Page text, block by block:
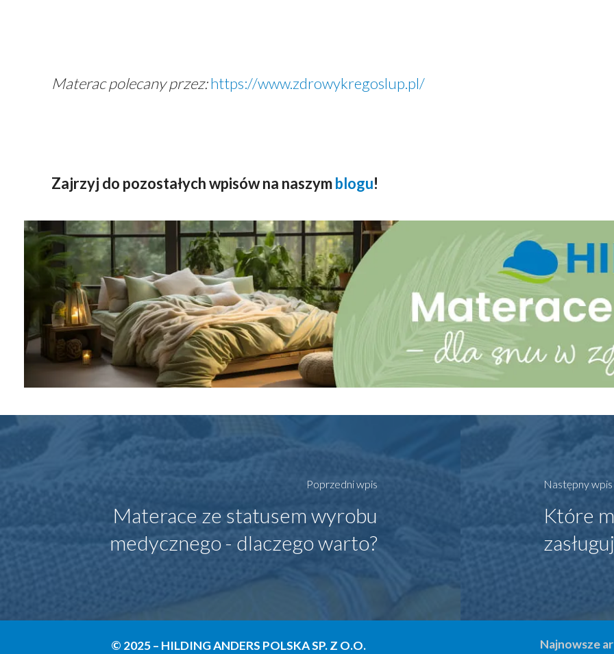
Materac polecany przez:https://www.zdrowykregoslup.pl/
Zajrzyj do pozostałych wpisów na naszymblogu!
Poprzedni wpis
Materace ze statusem wyrobu
medycznego - dlaczego warto?
Następny wpis
Które
© 2025 – HILDING ANDERS POLSKA SP. Z O.O. Najnowsze